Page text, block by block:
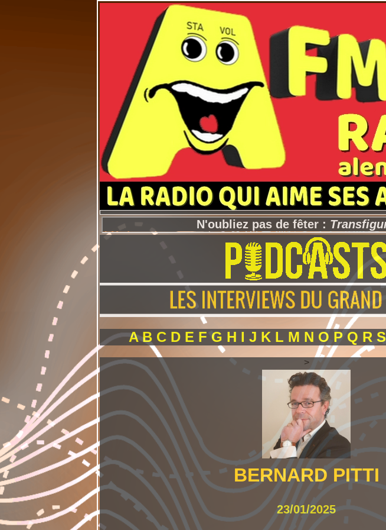
AB C D E F G H I J K L M N O P Q R S
>
BERNARD PITTI
23/01/2025